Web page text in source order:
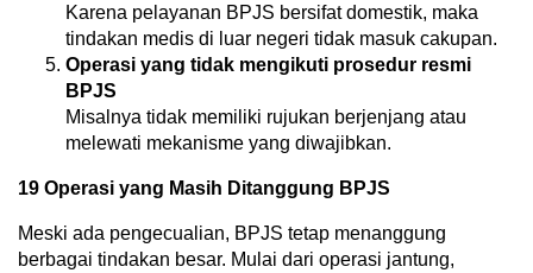
Karena pelayanan BPJS bersifat domestik, maka
tindakan medis di luar negeri tidak masuk cakupan.
Operasi yang tidak mengikuti prosedur resmi
BPJS
Misalnya tidak memiliki rujukan berjenjang atau
melewati mekanisme yang diwajibkan.
19 Operasi yang Masih Ditanggung BPJS
Meski ada pengecualian, BPJS tetap menanggung
berbagai tindakan besar. Mulai dari operasi jantung,